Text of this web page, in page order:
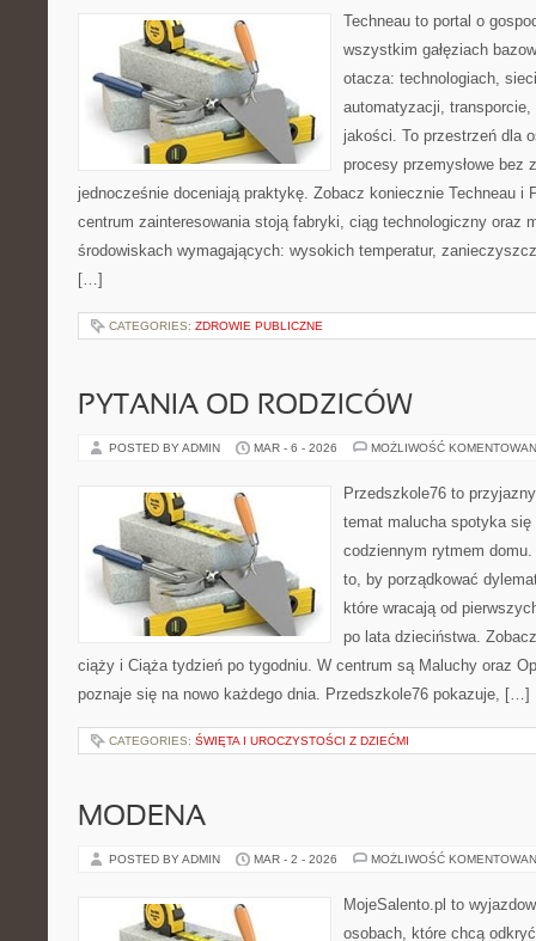
Techneau to portal o
wszystkim gałęziach
otacza: technologiach,
automatyzacji,
jakości. To przestrzeń dla
procesy przemysłowe bez
jednocześnie doceniają praktykę. Zobacz koniecznie Techneau i
centrum zainteresowania stoją fabryki, ciąg technologiczny oraz
środowiskach wymagających: wysokich temperatur,
[…]
CATEGORIES: ZDROWIE PUBLICZNE
PYTANIA OD RODZICÓW
POSTED BY ADMIN MAR - 6 - 2026 MOŻLIWOŚĆ
Przedszkole76 to
temat malucha spotyka
codziennym rytmem
to, by porządkować
które wracają od
po lata dzieciństwa.
ciąży i Ciąża tydzień po tygodniu. W centrum są Maluchy oraz
poznaje się na nowo każdego dnia. Przedszkole76 pokazuje, […]
CATEGORIES: ŚWIĘTA I UROCZYSTOŚCI Z DZIEĆMI
MODENA
POSTED BY ADMIN MAR - 2 - 2026 MOŻLIWOŚĆ
MojeSalento.pl to
osobach, które chcą